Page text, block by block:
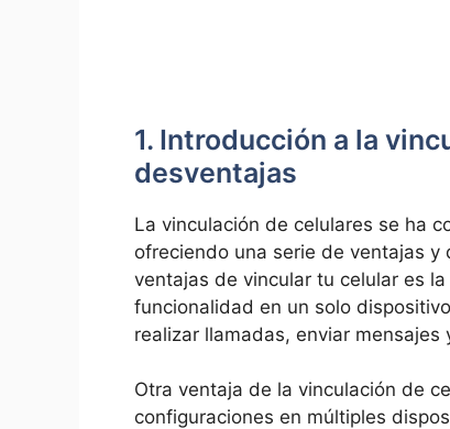
1. Introducción a la
desventajas
La vinculación de celulares se ha
ofreciendo una serie de ventajas y
ventajas de vincular tu celular es
funcionalidad en un solo
realizar llamadas, enviar
Otra ventaja de la vinculación de
configuraciones en múltiples